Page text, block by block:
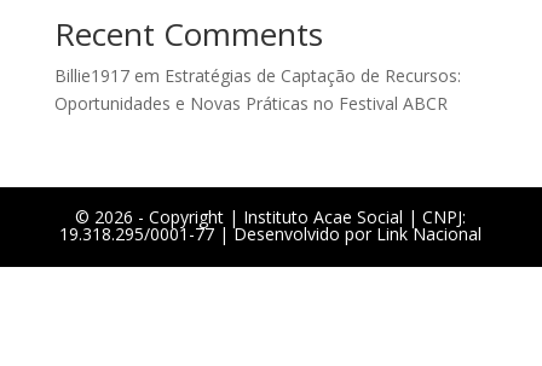
Recent Comments
Billie1917em Estratégias de Captação de Recursos:
Oportunidades e Novas Práticas no Festival ABCR
©️ 2026 - Copyright | Instituto Acae Social | CNPJ:
19.318.295/0001-77 | Desenvolvido por Link Nacional